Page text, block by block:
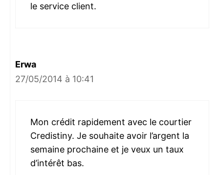
le service client.
Erwa
27/05/2014 à 10:41
Mon crédit rapidement avec le courtier
Credistiny. Je souhaite avoir l’argent la
semaine prochaine et je veux un taux
d’intérêt bas.